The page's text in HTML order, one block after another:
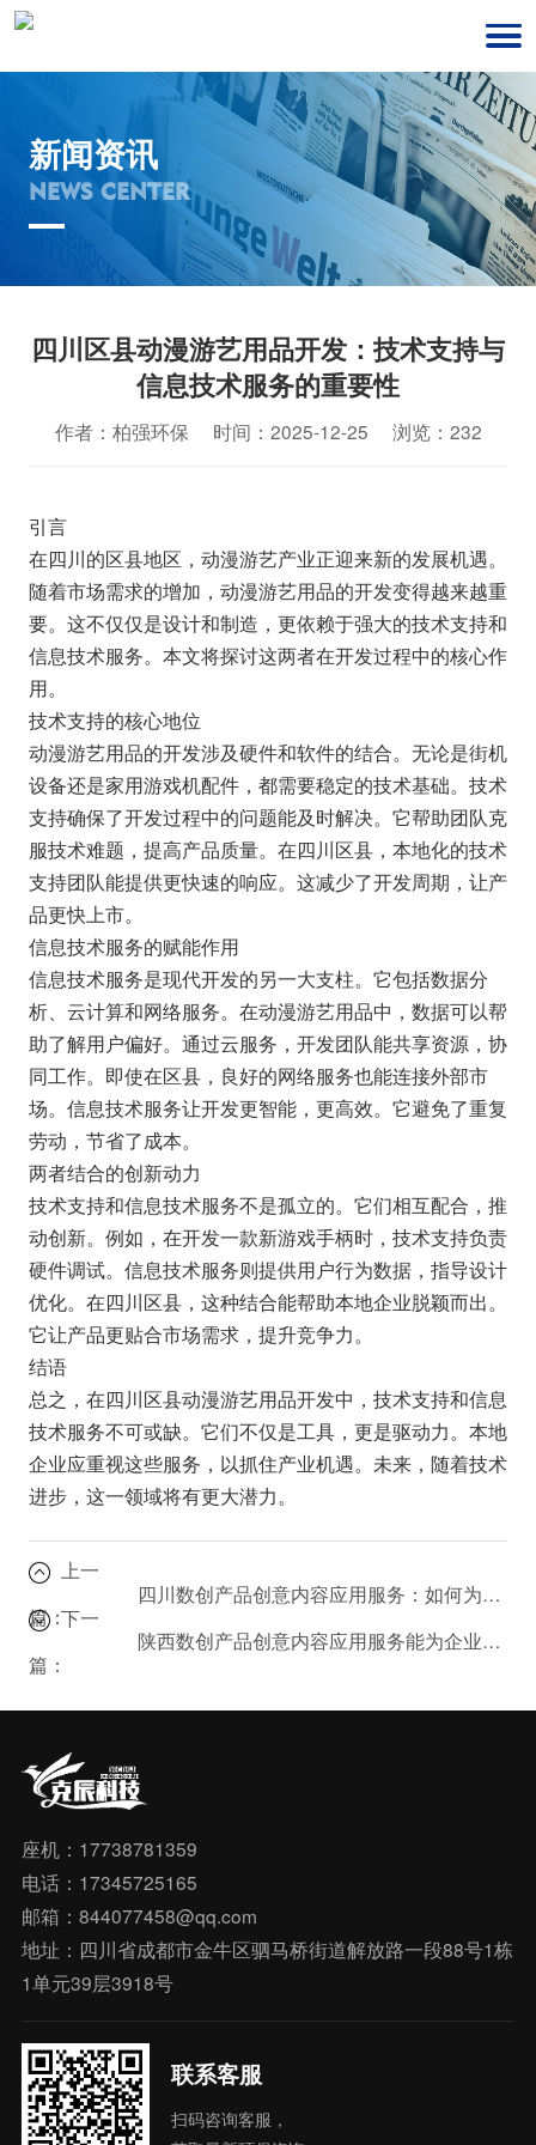
新闻资讯
NEWS CENTER
四川区县动漫游艺用品开发：技术支持与
信息技术服务的重要性
作者：柏强环保 时间：2025-12-25 浏览：232
引言
在四川的区县地区，动漫游艺产业正迎来新的发展机遇。
随着市场需求的增加，动漫游艺用品的开发变得越来越重
要。这不仅仅是设计和制造，更依赖于强大的技术支持和
信息技术服务。本文将探讨这两者在开发过程中的核心作
用。
技术支持的核心地位
动漫游艺用品的开发涉及硬件和软件的结合。无论是街机
设备还是家用游戏机配件，都需要稳定的技术基础。技术
支持确保了开发过程中的问题能及时解决。它帮助团队克
服技术难题，提高产品质量。在四川区县，本地化的技术
支持团队能提供更快速的响应。这减少了开发周期，让产
品更快上市。
信息技术服务的赋能作用
信息技术服务是现代开发的另一大支柱。它包括数据分
析、云计算和网络服务。在动漫游艺用品中，数据可以帮
助了解用户偏好。通过云服务，开发团队能共享资源，协
同工作。即使在区县，良好的网络服务也能连接外部市
场。信息技术服务让开发更智能，更高效。它避免了重复
劳动，节省了成本。
两者结合的创新动力
技术支持和信息技术服务不是孤立的。它们相互配合，推
动创新。例如，在开发一款新游戏手柄时，技术支持负责
硬件调试。信息技术服务则提供用户行为数据，指导设计
优化。在四川区县，这种结合能帮助本地企业脱颖而出。
它让产品更贴合市场需求，提升竞争力。
结语
总之，在四川区县动漫游艺用品开发中，技术支持和信息
技术服务不可或缺。它们不仅是工具，更是驱动力。本地
企业应重视这些服务，以抓住产业机遇。未来，随着技术
进步，这一领域将有更大潜力。
上一
篇：
四川数创产品创意内容应用服务：如何为游艺设备注入新活力？
下一
篇：
陕西数创产品创意内容应用服务能为企业带来什么？案例分析。
座机：17738781359
电话：17345725165
邮箱：844077458@qq.com
地址：四川省成都市金牛区驷马桥街道解放路一段88号1栋
1单元39层3918号
联系客服
扫码咨询客服，